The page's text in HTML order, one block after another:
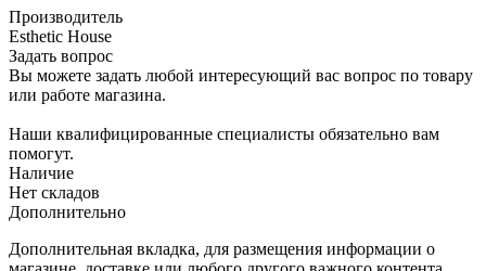
Производитель
Esthetic House
Задать вопрос
Вы можете задать любой интересующий вас вопрос по товару
или работе магазина.
Наши квалифицированные специалисты обязательно вам
помогут.
Наличие
Нет складов
Дополнительно
Дополнительная вкладка, для размещения информации о